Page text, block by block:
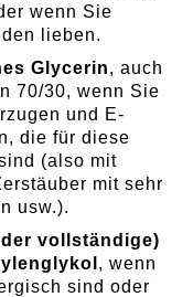
wenn Sie
lieben.
Glycerin, auch
70/30, wenn Sie
und E-
die für diese
(also mit
mit sehr
usw.).
vollständige)
, wenn
sind oder